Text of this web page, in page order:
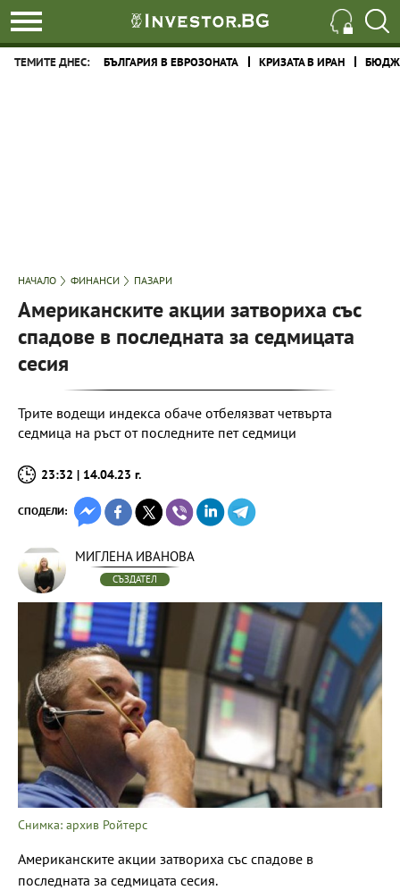
ТЕМИТЕ ДНЕС: БЪЛГАРИЯ В ЕВРОЗОНАТА КРИЗАТА В ИРАН
НАЧАЛО ФИНАНСИ ПАЗАРИ
Американските акции затвориха със
спадове в последната за седмицата
сесия
Трите водещи индекса обаче отбелязват четвърта
седмица на ръст от последните пет седмици
23:32 | 14.04.23 г.
СПОДЕЛИ:
МИГЛЕНА ИВАНОВА
СЪЗДАТЕЛ
Снимка: архив Ройтерс
Американските акции затвориха със спадове в
последната за седмицата сесия.